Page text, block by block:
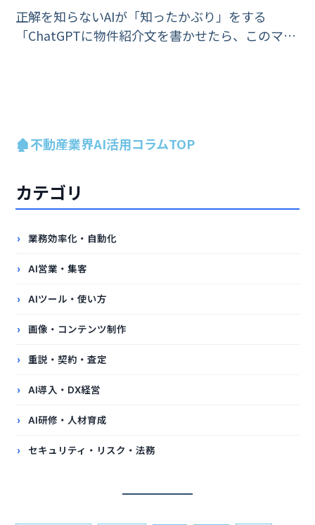
正解を知らないAIが「知ったかぶり」をする
「ChatGPTに物件紹介文を書かせたら、このマン
🏚️不動産業界AI活用コラムTOP
カテゴリ
業務効率化・自動化
AI営業・集客
AIツール・使い方
画像・コンテンツ制作
重説・契約・査定
AI導入・DX経営
AI研修・人材育成
セキュリティ・リスク・法務